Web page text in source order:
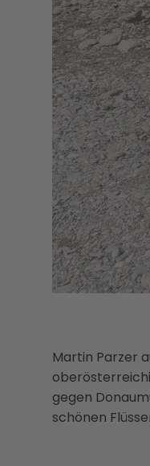
Martin Parzer
gegen
schönen